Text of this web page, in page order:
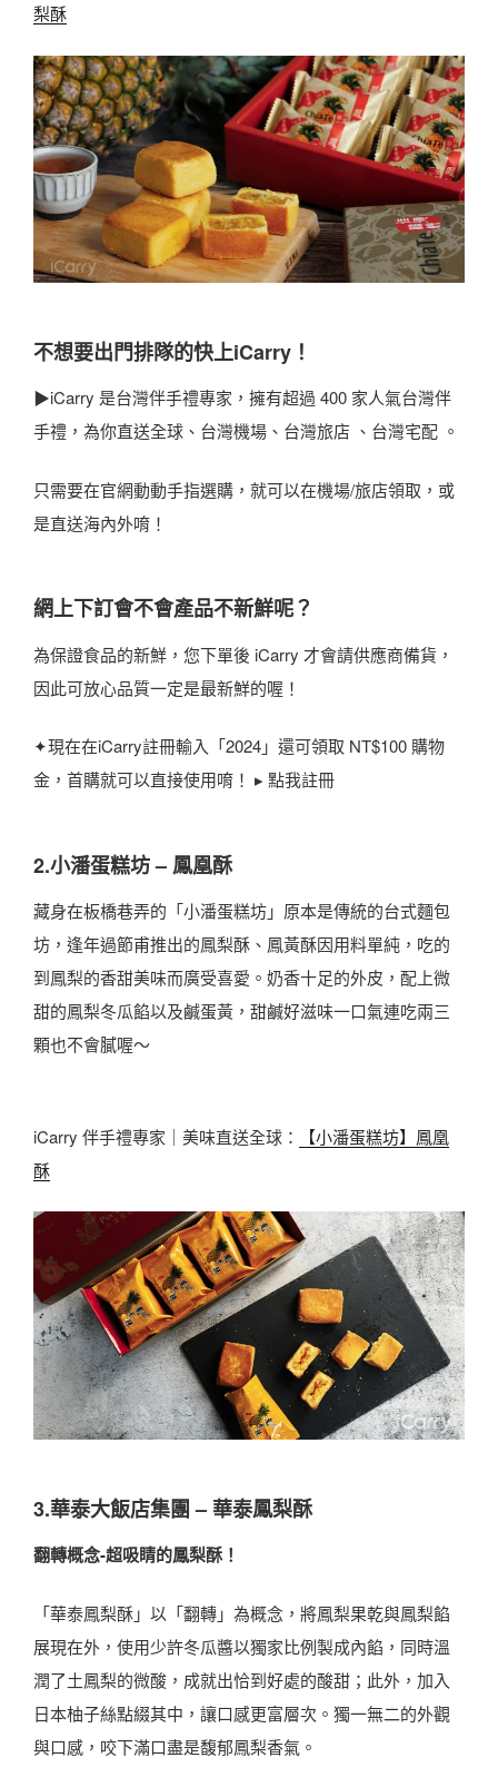
梨酥
不想要出門排隊的快上iCarry！
▶iCarry 是台灣伴手禮專家，擁有超過 400 家人氣台灣伴
手禮，為你直送全球、台灣機場、台灣旅店 、台灣宅配 。
只需要在官網動動手指選購，就可以在機場/旅店領取，或
是直送海內外唷！
網上下訂會不會產品不新鮮呢？
為保證食品的新鮮，您下單後 iCarry 才會請供應商備貨，
因此可放心品質一定是最新鮮的喔！
✦現在在iCarry註冊輸入「2024」還可領取 NT$100 購物
金，首購就可以直接使用唷！ ▸ 點我註冊
2.小潘蛋糕坊 – 鳳凰酥
藏身在板橋巷弄的「小潘蛋糕坊」原本是傳統的台式麵包
坊，逢年過節甫推出的鳳梨酥、鳳黃酥因用料單純，吃的
到鳳梨的香甜美味而廣受喜愛。奶香十足的外皮，配上微
甜的鳳梨冬瓜餡以及鹹蛋黃，甜鹹好滋味一口氣連吃兩三
顆也不會膩喔～
iCarry 伴手禮專家｜美味直送全球：
【小潘蛋糕坊】鳳凰
酥
3.華泰大飯店集團 – 華泰鳳梨酥
翻轉概念-超吸睛的鳳梨酥！
「華泰鳳梨酥」以「翻轉」為概念，將鳳梨果乾與鳳梨餡
展現在外，使用少許冬瓜醬以獨家比例製成內餡，同時溫
潤了土鳳梨的微酸，成就出恰到好處的酸甜；此外，加入
日本柚子絲點綴其中，讓口感更富層次。獨一無二的外觀
與口感，咬下滿口盡是馥郁鳳梨香氣。